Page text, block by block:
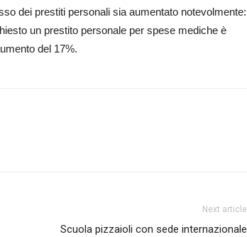
dei prestiti personali sia aumentato notevolmente:
un prestito personale per spese mediche è
del 17%.
Next article
Scuola pizzaioli con sede internazionale